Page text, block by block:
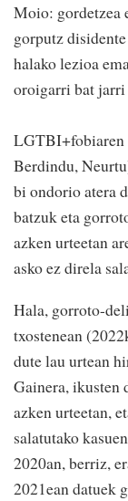
Moio: gordetzea
gorputz
halako lezioa
oroigarri bat
LGTBI+fobiaren
Berdindu,
bi ondorio atera
batzuk eta
azken urteetan
asko ez direla
Hala, gorroto-
txostenean
dute lau urtean
Gainera, ikusten
azken urteetan,
salatutako
2020an, berriz,
2021ean datuek